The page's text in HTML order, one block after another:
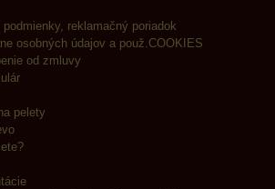
reklamačný poriadok
osobných údajov a použ.COOKIES
od zmluvy
pelety